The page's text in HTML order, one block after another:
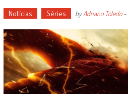
Notícias Séries byAdriano Toledo-